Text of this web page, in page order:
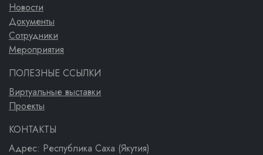
Новости
Документы
Сотрудники
Мероприятия
ПОЛЕЗНЫЕ ССЫЛКИ
Виртуальные выставки
Проекты
КОНТАКТЫ
Адрес: Республика Саха (Якутия)